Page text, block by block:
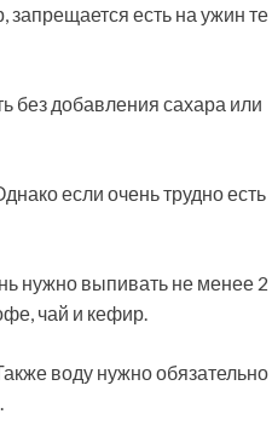
есть на ужин те
без добавления сахара или
если очень трудно есть
нужно выпивать не менее 2
чай и кефир.
воду нужно обязательно